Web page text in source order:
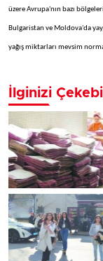
üzere Avrupa'nın bazı
Bulgaristan ve Moldova'da
yağış miktarları mevsim
İlginizi